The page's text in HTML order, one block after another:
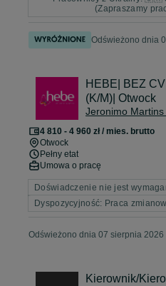
(Zapraszamy
Odświeżono dnia
HEBE| BEZ
(K/M)| Otwock
Jeronimo
4 810 - 4 960 zł / mies. brutto
Otwock
Pełny etat
Umowa o pracę
Doświadczenie nie jest
Dyspozycyjność: Praca
Odświeżono dnia 07 sierpnia 2026
Kierownik/